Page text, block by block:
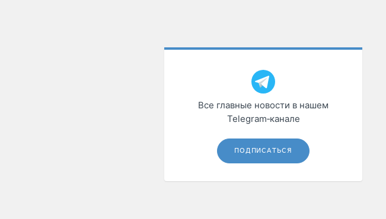
Все главные новости в нашем
Telegram‑канале
ПОДПИСАТЬСЯ